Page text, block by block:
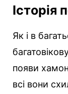
Історія
Як і в
появи
всі вони